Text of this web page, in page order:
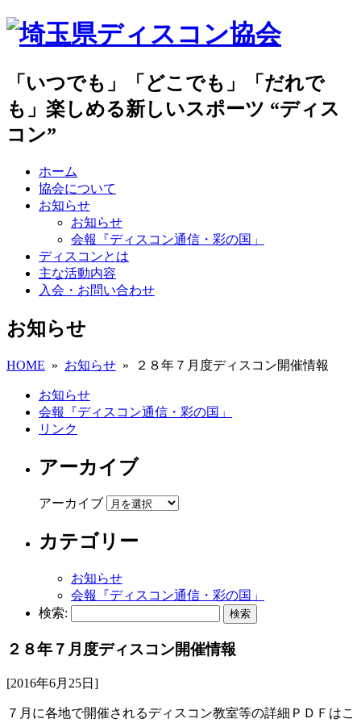
「いつでも」「どこでも」「だれで
も」楽しめる新しいスポーツ “ディス
コン”
ホーム
協会について
お知らせ
お知らせ
会報『ディスコン通信・彩の国」
ディスコンとは
主な活動内容
入会・お問い合わせ
お知らせ
HOME » お知らせ » ２８年７月度ディスコン開催情報
お知らせ
会報『ディスコン通信・彩の国」
リンク
アーカイブ
アーカイブ
カテゴリー
お知らせ
会報『ディスコン通信・彩の国」
検索:
２８年７月度ディスコン開催情報
[2016年6月25日]
７月に各地で開催されるディスコン教室等の詳細ＰＤＦはこ